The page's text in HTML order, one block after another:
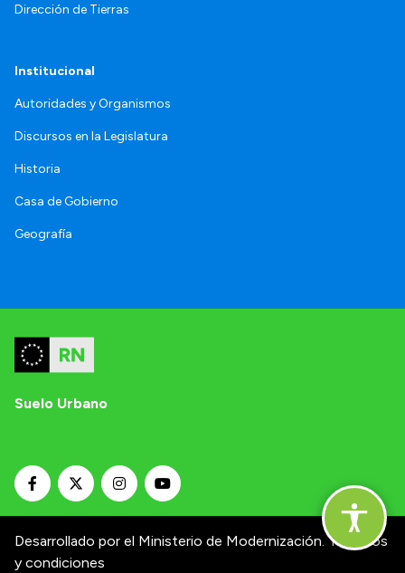
Dirección de Tierras
Institucional
Autoridades y Organismos
Discursos en la Legislatura
Historia
Casa de Gobierno
Geografía
Suelo Urbano
Desarrollado por el Ministerio de Modernización. Términos
y condiciones